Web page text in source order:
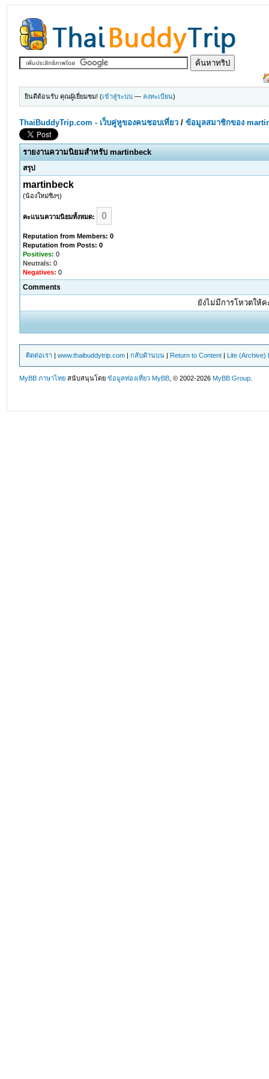
ยินดีต้อนรับ คุณผู้เยี่ยมชม! (เข้าสู่ระบบ — ลงทะเบียน)
ThaiBuddyTrip.com - เว็บคู่หูของคนชอบเที่ยว /ข้อมูลสมาชิกของ
รายงานความนิยมสำหรับ martinbeck
สรุป
martinbeck
(น้องใหม่ซิงๆ)
คะแนนความนิยมทั้งหมด: 0
Reputation from Members: 0
Reputation from Posts: 0
Positives: 0
Neutrals: 0
Negatives: 0
Comments
ยังไม่มีการโหวตให้
ติดต่อเรา |www.thaibuddytrip.com |กลับด้านบน | Return to Content | Lite (Archive)
MyBB ภาษาไทย สนับสนุนโดยข้อมูลท่องเที่ยว MyBB , © 2002-2026MyBB Group